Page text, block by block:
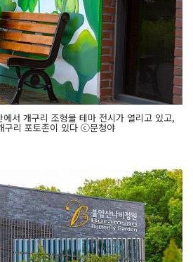
서 개구리 조형물 테마 전시가 열리고 있고,
구리 포토존이 있다 ⓒ문청야